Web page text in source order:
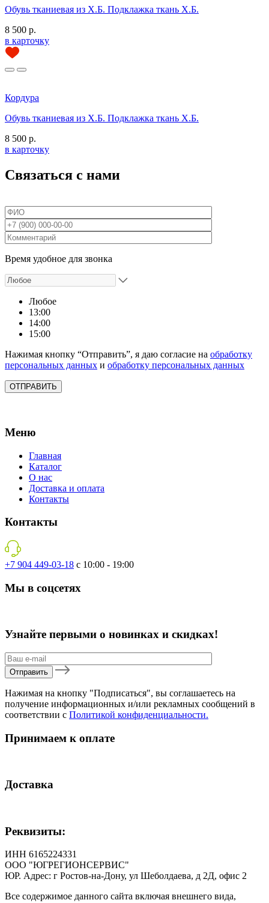
Обувь тканиевая из Х.Б. Подклажка ткань Х.Б.
8 500 р.
в карточку
Кордура
Обувь тканиевая из Х.Б. Подклажка ткань Х.Б.
8 500 р.
в карточку
Связаться с нами
Время удобное для звонка
Любое
13:00
14:00
15:00
Нажимая кнопку “Отправить”, я даю согласие на обработку
персональных данных и обработку персональных данных
Меню
Главная
Каталог
О нас
Доставка и оплата
Контакты
Контакты
+7 904 449-03-18 с 10:00 - 19:00
Мы в соцсетях
Узнайте первыми о новинках и скидках!
Нажимая на кнопку "Подписаться", вы соглашаетесь на
получение информационных и/или рекламных сообщений в
соответствии с Политикой конфиденциальности.
Принимаем к оплате
Доставка
Реквизиты:
ИНН 6165224331
ООО "ЮГРЕГИОНСЕРВИС"
ЮР. Адрес: г Ростов-на-Дону, ул Шеболдаева, д 2Д, офис 2
Все содержимое данного сайта включая внешнего вида,